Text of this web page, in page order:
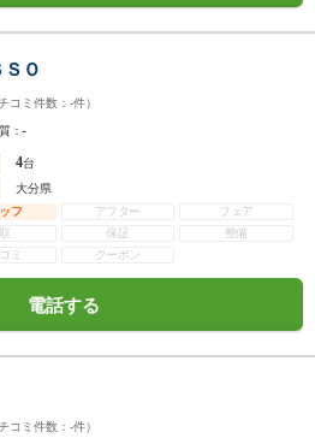
Ｏ
コミ件数： -件）
：-
4台
大分県
フ
アフター
フェア
保証
整備
ミ
クーポン
電話する
コミ件数： -件）